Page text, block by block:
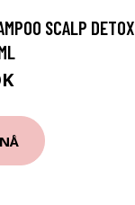
SCALP DETOX